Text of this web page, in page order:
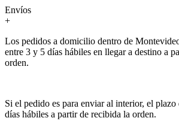
Envíos
+
Los pedidos a domicilio dentro de
entre 3 y 5 días hábiles en llegar a destino a
orden.
Si el pedido es para enviar al interior, el plazo
días hábiles a partir de recibida la orden.